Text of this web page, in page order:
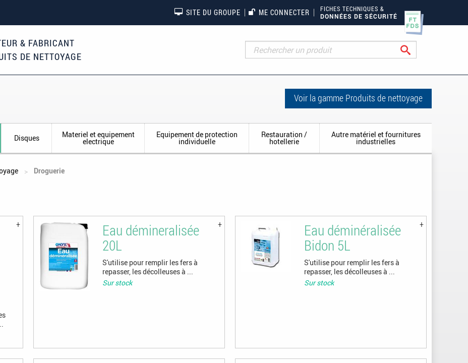
SITE DU GROUPE ME CONNECTER
FICHES TECHNIQUES &
DONNÉES DE SÉCURITÉ
& FABRICANT
DE NETTOYAGE
Voir la gamme Produits de nettoyage
Disques Materiel et equipement
electrique
Equipement de protection
individuelle
Restauration /
hotellerie
Autre matériel et fournitures
industrielles
Droguerie
Eau démineralisée
20L
S'utilise pour remplir les fers à
repasser, les décolleuses à ...
Sur stock
Eau déminéralisée
Bidon 5L
S'utilise pour remplir les fers à
repasser, les décolleuses à ...
Sur stock